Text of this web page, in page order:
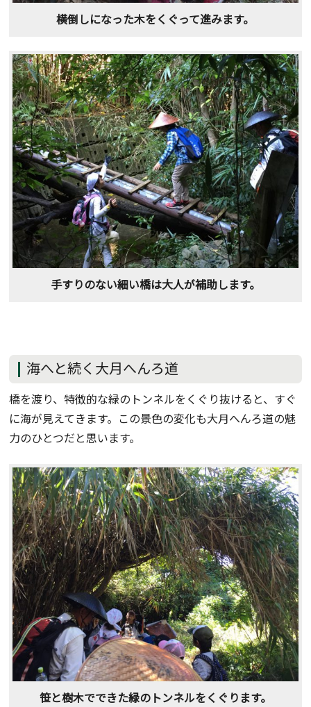
横倒しになった木をくぐって進みます。
手すりのない細い橋は大人が補助します。
海へと続く大月へんろ道
橋を渡り、特徴的な緑のトンネルをくぐり抜けると、すぐ
に海が見えてきます。この景色の変化も大月へんろ道の魅
力のひとつだと思います。
笹と樹木でできた緑のトンネルをくぐります。